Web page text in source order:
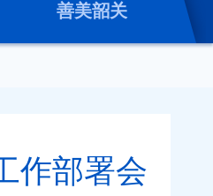
善美韶关
作部署会